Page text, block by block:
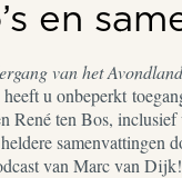
en
van het Avondland
u onbeperkt
René ten Bos,
samenvattingen
van Marc van Dijk!